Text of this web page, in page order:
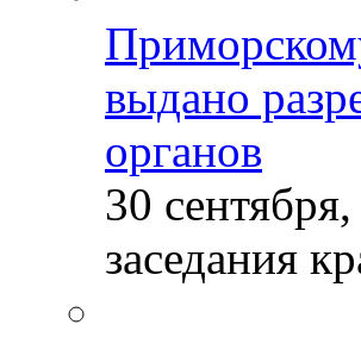
выдано
органов
30
заседания